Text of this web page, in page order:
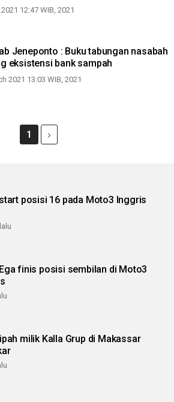
12:47 WIB, 2021
Jeneponto : Buku tabungan nasabah
eksistensi bank sampah
2021 13:03 WIB, 2021
1
posisi 16 pada Moto3 Inggris
finis posisi sembilan di Moto3
milik Kalla Grup di Makassar